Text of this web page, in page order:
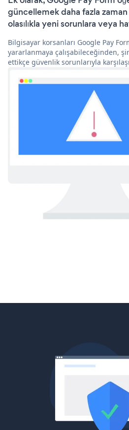
güncellemek daha fazla
olasılıkla yeni sorunlara veya
Bilgisayar korsanları Google Pay
yararlanmaya çalışabileceğinden,
ettikçe güvenlik sorunlarıyla